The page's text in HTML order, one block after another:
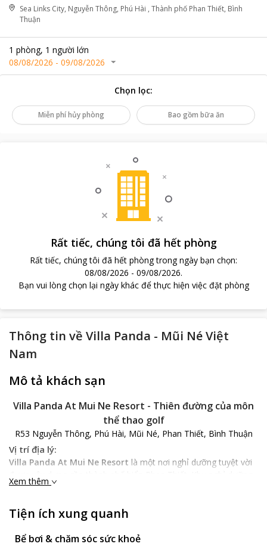
Sea Links City, Nguyễn Thông, Phú Hài , Thành phố Phan Thiết, Bình
Thuận
1 phòng, 1 người lớn
08/08/2026 - 09/08/2026
Chọn lọc:
Miễn phí hủy phòng Bao gồm bữa ăn
Rất tiếc, chúng tôi đã hết phòng
Rất tiếc, chúng tôi đã hết phòng trong ngày bạn chọn:
08/08/2026 - 09/08/2026.
Bạn vui lòng chọn lại ngày khác để thực hiện việc đặt phòng
Thông tin về Villa Panda - Mũi Né Việt
Nam
Mô tả khách sạn
Villa Panda At Mui Ne Resort - Thiên đường của môn
thể thao golf
R53 Nguyễn Thông, Phú Hài, Mũi Né, Phan Thiết, Bình Thuận
Vị trí địa lý:
Villa Panda At Mui Ne Resort là một nơi nghỉ dưỡng tuyệt vời
này cách các địa điểm tham quan, du lịch nổi tiếng tại Phan
Đặc điểm khách sạn:
dựng theo lối kiến trúc hướng về thiên nhiên, được bao quanh
Xem thêm
Tiện ích xung quanh
Bể bơi & chăm sóc sức khoẻ